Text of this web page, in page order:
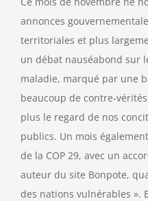
annonces
territoriales et plus
un débat nauséabond sur
maladie, marqué par une
beaucoup de contre-
plus le regard de nos
publics. Un mois
de la COP 29, avec un
auteur du site Bonpote,
des nations vulnérables ».